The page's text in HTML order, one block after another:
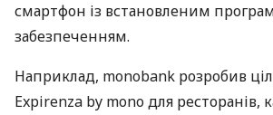
смартфон із встановленим
забезпеченням.
Наприклад, monobank розробив
Expirenza by mono для ресторанів,